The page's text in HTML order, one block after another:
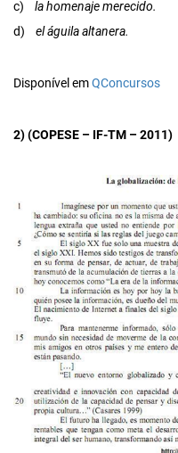
c)
la homenaje merecido.
d) el águila altanera.
Disponível emQConcursos
2) (COPESE – IF-TM – 2011)